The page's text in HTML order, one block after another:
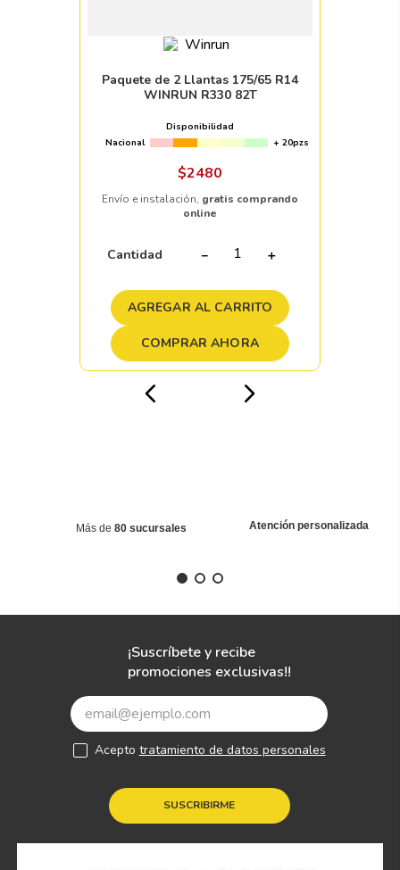
Paquete de 2 Llantas 175/65 R14
WINRUN R330 82T
Disponibilidad
Nacional
+ 20pzs
$2480
Envío e instalación, gratis comprando
online
Cantidad ＋
－
AGREGAR AL CARRITO
COMPRAR AHORA
Más de 80 sucursales Atención personalizada
¡Suscríbete y recibe
promociones exclusivas!!
SUSCRIBIRME
Acepto tratamiento de datos personales